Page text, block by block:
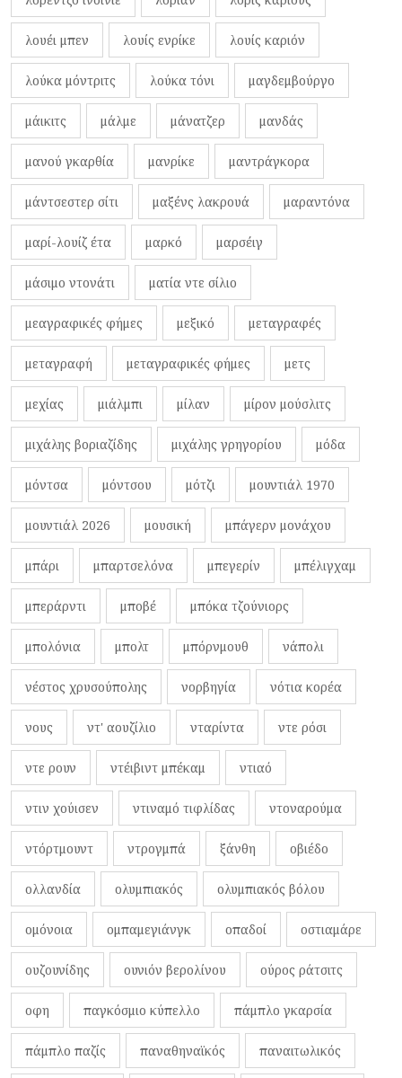
λουέι μπεν λουίς ενρίκε λουίς καριόν
λούκα μόντριτς λούκα τόνι μαγδεμβούργο
μάικιτς μάλμε μάνατζερ μανδάς
μανού γκαρθία μανρίκε μαντράγκορα
μάντσεστερ σίτι μαξένς λακρουά μαραντόνα
μαρί-λουίζ έτα μαρκό μαρσέιγ
μάσιμο ντονάτι ματία ντε σίλιο
μεαγραφικές φήμες μεξικό μεταγραφές
μεταγραφή μεταγραφικές φήμες μετς
μεχίας μιάλμπι μίλαν μίρον μούσλιτς
μιχάλης βοριαζίδης μιχάλης γρηγορίου μόδα
μόντσα μόντσου μότζι μουντιάλ 1970
μουντιάλ 2026 μουσική μπάγερν μονάχου
μπάρι μπαρτσελόνα μπεγερίν μπέλιγχαμ
μπεράρντι μποβέ μπόκα τζούνιορς
μπολόνια μπολτ μπόρνμουθ νάπολι
νέστος χρυσούπολης νορβηγία νότια κορέα
νους ντ' αουζίλιο νταρίντα ντε ρόσι
ντε ρουν ντέιβιντ μπέκαμ ντιαό
ντιν χούισεν ντιναμό τιφλίδας ντοναρούμα
ντόρτμουντ ντρογμπά ξάνθη οβιέδο
ολλανδία ολυμπιακός ολυμπιακός βόλου
ομόνοια ομπαμεγιάνγκ οπαδοί οστιαμάρε
ουζουνίδης ουνιόν βερολίνου ούρος ράτσιτς
οφη παγκόσμιο κύπελλο πάμπλο γκαρσία
πάμπλο παζίς παναθηναϊκός παναιτωλικός